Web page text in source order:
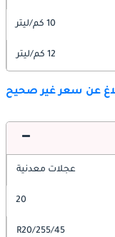
10 كم/ليتر
12 كم/ليتر
عن سعر غير صحيح
عجلات معدنية
20
255/45/R20